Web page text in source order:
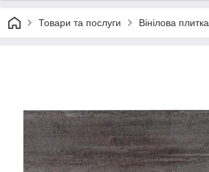
Товари та послуги Вінілова плитка